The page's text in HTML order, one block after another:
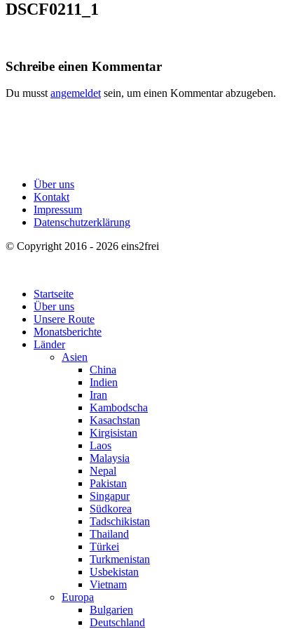
DSCF0211_1
Schreibe einen Kommentar
Du musst angemeldet sein, um einen Kommentar abzugeben.
Über uns
Kontakt
Impressum
Datenschutzerklärung
© Copyright 2016 - 2026 eins2frei
Startseite
Über uns
Unsere Route
Monatsberichte
Länder
Asien
China
Indien
Iran
Kambodscha
Kasachstan
Kirgisistan
Laos
Malaysia
Nepal
Pakistan
Singapur
Südkorea
Tadschikistan
Thailand
Türkei
Turkmenistan
Usbekistan
Vietnam
Europa
Bulgarien
Deutschland